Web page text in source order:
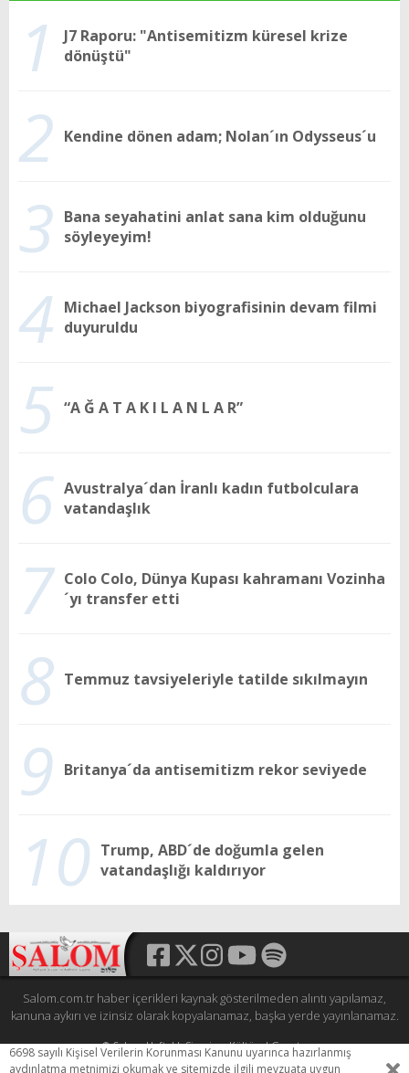
1
J7 Raporu: "Antisemitizm küresel krize
dönüştü"
2 Kendine dönen adam; Nolan´ın Odysseus´u
3 Bana seyahatini anlat sana kim olduğunu
söyleyeyim!
4 Michael Jackson biyografisinin devam filmi
duyuruldu
5 “A Ğ A T A K I L A N L A R”
6 Avustralya´dan İranlı kadın futbolculara
vatandaşlık
7 Colo Colo, Dünya Kupası kahramanı Vozinha
´yı transfer etti
8 Temmuz tavsiyeleriyle tatilde sıkılmayın
9 Britanya´da antisemitizm rekor seviyede
10 Trump, ABD´de doğumla gelen
vatandaşlığı kaldırıyor
Salom.com.tr haber içerikleri kaynak gösterilmeden alıntı yapılamaz,
kanuna aykırı ve izinsiz olarak kopyalanamaz, başka yerde yayınlanamaz.
© Şalom Haftalık Siyasi ve Kültürel Gazete
Tüm hakları saklıdır.
6698 sayılı Kişisel Verilerin Korunması Kanunu uyarınca hazırlanmış
aydınlatma metnimizi okumak ve sitemizde ilgili mevzuata uygun